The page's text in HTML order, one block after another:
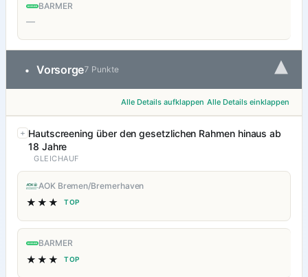
BARMER
—
• Vorsorge7 Punkte ▾
Alle Details aufklappen Alle Details einklappen
Hautscreening über den gesetzlichen Rahmen hinaus ab
18 Jahre
GLEICHAUF
AOK Bremen/Bremerhaven
★★★ TOP
BARMER
★★★ TOP